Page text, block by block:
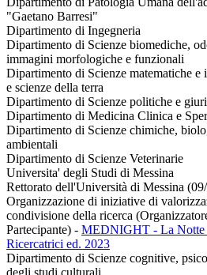
"Gaetano Barresi"
Dipartimento di Ingegneria
Dipartimento di Scienze biomediche,
immagini morfologiche e funzionali
Dipartimento di Scienze matematiche e
e scienze della terra
Dipartimento di Scienze politiche e
Dipartimento di Medicina Clinica e
Dipartimento di Scienze chimiche,
ambientali
Dipartimento di Scienze Veterinarie
Universita' degli Studi di Messina
Rettorato dell'Università di Messina
Organizzazione di iniziative di
condivisione della ricerca
Partecipante) - MEDNIGHT - La Notte
Ricercatrici ed. 2023
Dipartimento di Scienze cognitive,
degli studi culturali